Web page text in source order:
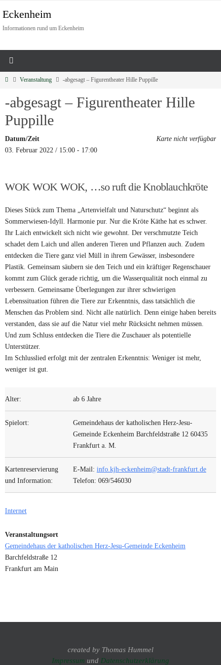
Eckenheim
Informationen rund um Eckenheim
Veranstaltung -abgesagt – Figurentheater Hille Puppille
-abgesagt – Figurentheater Hille
Puppille
Karte nicht verfügbar
Datum/Zeit
03. Februar 2022 / 15:00 - 17:00
WOK WOK WOK, …so ruft die Knoblauchkröte
Dieses Stück zum Thema „Artenvielfalt und Naturschutz“ beginnt als
Sommerwiesen-Idyll. Harmonie pur. Nur die Kröte Käthe hat es schwer.
Ihr Laich entwickelt sich nicht wie gewohnt. Der verschmutzte Teich
schadet dem Laich und allen anderen Tieren und Pflanzen auch. Zudem
entdecken die Tiere ganz viel Müll in ihrem Gewässer, insbesondere
Plastik. Gemeinsam säubern sie den Teich und ein kräftiger Regenschauer
kommt zum Glück gerade richtig, um die Wasserqualität noch einmal zu
verbessern. Gemeinsame Überlegungen zur ihrer schwierigen
Lebenssituation führen die Tiere zur Erkenntnis, dass tatsächlich die
Menschen das Problem sind. Nicht alle natürlich. Denn einige haben bereits
verstanden, dass sie auf die Natur viel mehr Rücksicht nehmen müssen.
Und zum Schluss entdecken die Tiere die Zuschauer als potentielle
Unterstützer.
Im Schlusslied erfolgt mit der zentralen Erkenntnis: Weniger ist mehr,
weniger ist gut.
Alter: ab 6 Jahre
Spielort:
Gemeindehaus der katholischen Herz-Jesu-
Gemeinde Eckenheim Barchfeldstraße 12 60435
Frankfurt a. M.
Kartenreservierung
und Information:
E-Mail: info.kjh-eckenheim@stadt-frankfurt.de
Telefon: 069/546030
Internet
Veranstaltungsort
Gemeindehaus der katholischen Herz-Jesu-Gemeinde Eckenheim
Barchfeldstraße 12
Frankfurt am Main
created by Thomas Hummel
Impressum und Datenschutzerklärung